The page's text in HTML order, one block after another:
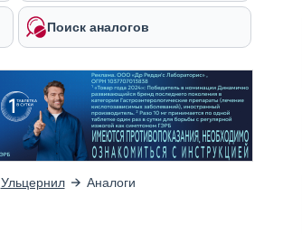
Поиск аналогов
Ульцернил Аналоги